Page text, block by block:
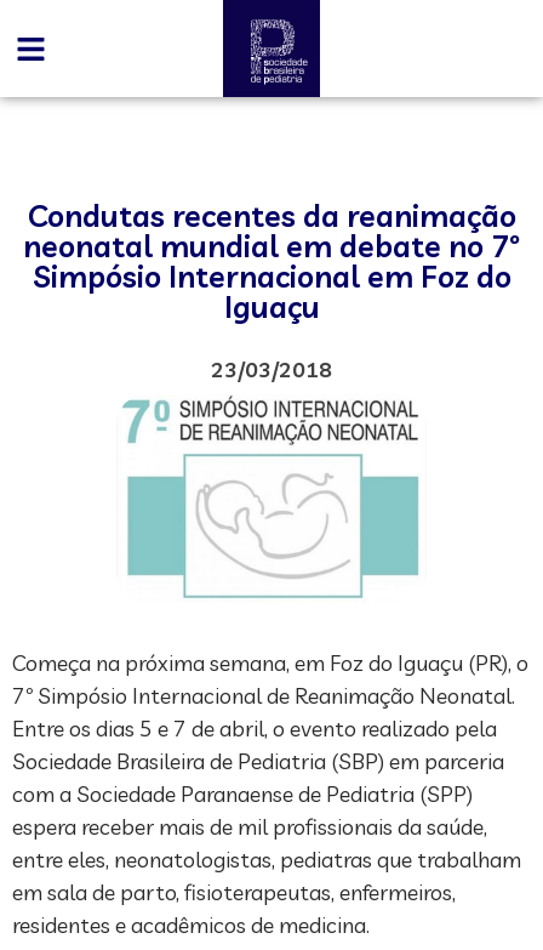
Condutas recentes da reanimação
neonatal mundial em debate no 7º
Simpósio Internacional em Foz do
Iguaçu
23/03/2018
Começa na próxima semana, em Foz do Iguaçu (PR), o
7º Simpósio Internacional de Reanimação Neonatal.
Entre os dias 5 e 7 de abril, o evento realizado pela
Sociedade Brasileira de Pediatria (SBP) em parceria
com a Sociedade Paranaense de Pediatria (SPP)
espera receber mais de mil profissionais da saúde,
entre eles, neonatologistas, pediatras que trabalham
em sala de parto, fisioterapeutas, enfermeiros,
residentes e acadêmicos de medicina.